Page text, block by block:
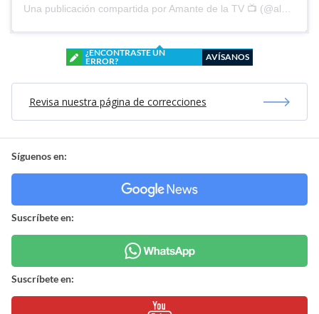
Una publicación compartida por Amante de la TV 📺 (@alguien_te_observa)
¿ENCONTRASTE UN
ERROR?
AVÍSANOS
Revisa nuestra página de correcciones
Síguenos en:
Suscríbete en:
Suscríbete en: